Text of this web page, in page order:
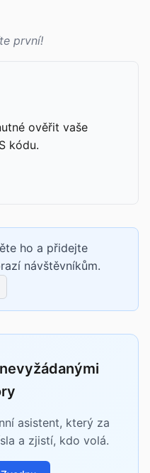
první!
ověřit vaše
kódu.
ho a přidejte
návštěvníkům.
asistent, který za
a zjistí, kdo volá.